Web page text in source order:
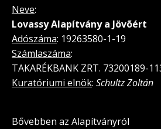
Neve:
Lovassy Alapítvány a Jövõért
Adószáma: 19263580-1-19
Számlaszáma:
TAKARÉKBANK ZRT. 73200189-
Kuratóriumi elnök: Schultz Zoltán
Bővebben az Alapítványról